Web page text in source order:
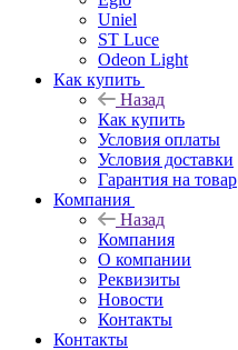
Uniel
ST Luce
Odeon Light
Как купить
Назад
Как купить
Условия оплаты
Условия доставки
Гарантия на товар
Компания
Назад
Компания
О компании
Реквизиты
Новости
Контакты
Контакты